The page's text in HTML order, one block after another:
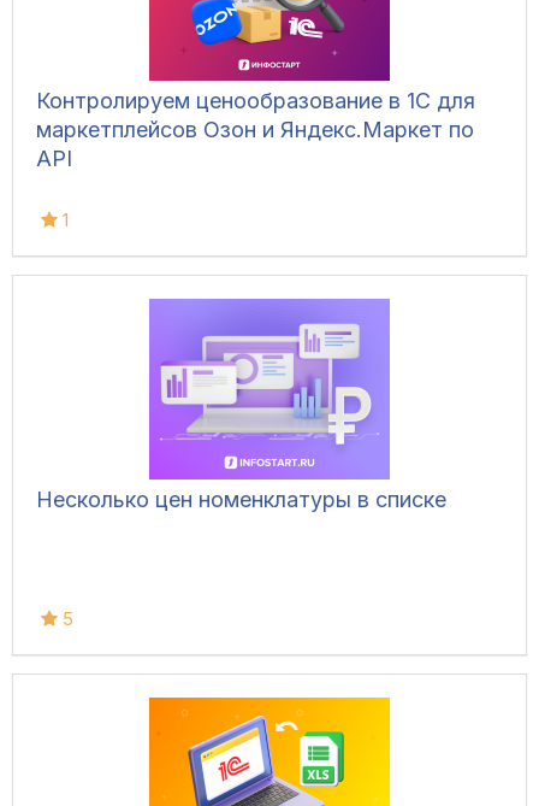
Контролируем ценообразование в 1С для
маркетплейсов Озон и Яндекс.Маркет по
API
1
Несколько цен номенклатуры в списке
5